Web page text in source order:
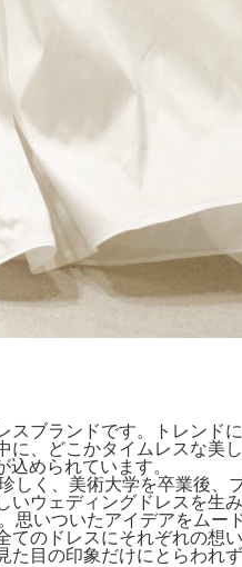
ブランドです。トレンド
、どこかタイムレスな美
められています。
しく、美術大学を卒業後、
ウェディングドレスを生み
いついたアイデアをムー
のドレスにそれぞれの想
目の印象だけにとらわれ